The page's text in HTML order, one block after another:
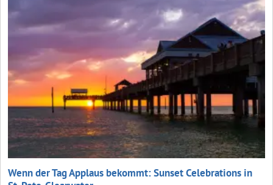
Wenn der Tag Applaus bekommt: Sunset Celebrations in